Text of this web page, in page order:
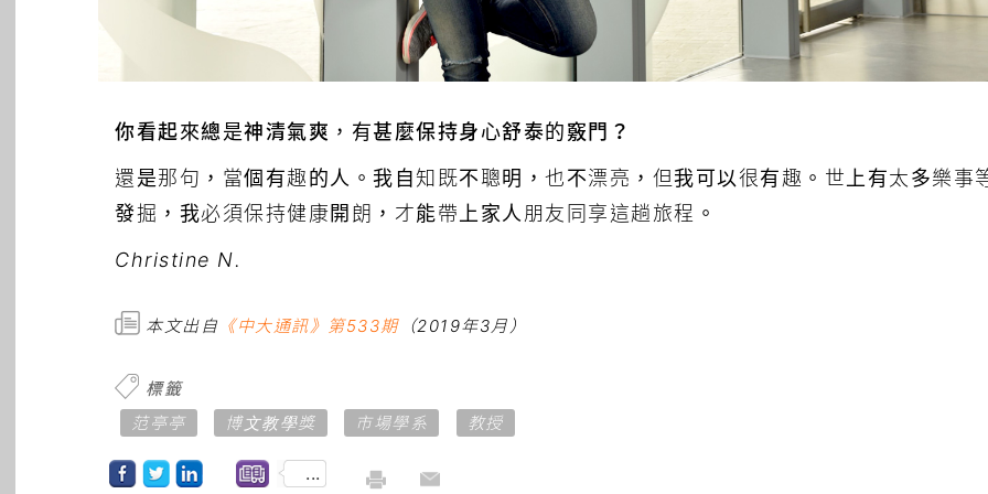
你看起來總是神清氣爽，有甚麼保持身心舒泰的竅門？
還是那句，當個有趣的人。我自知既不聰明，也不漂亮，但我可以很有趣。世上有太多樂事
發掘，我必須保持健康開朗，才能帶上家人朋友同享這趟旅程。
Christine N.
本文出自 《中大通訊》第533期（2019年3月）
標籤
范亭亭
博文教學獎 市場學系 教授
...